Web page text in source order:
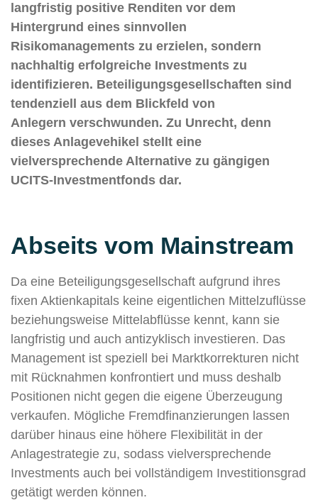
langfristig positive Renditen vor dem
Hintergrund eines sinnvollen
Risikomanagements zu erzielen, sondern
nachhaltig erfolgreiche Investments zu
identifizieren. Beteiligungsgesellschaften sind
tendenziell aus dem Blickfeld von
Anlegern verschwunden. Zu Unrecht, denn
dieses Anlagevehikel stellt eine
vielversprechende Alternative zu gängigen
UCITS-Investmentfonds dar.
Abseits vom Mainstream
Da eine Beteiligungsgesellschaft aufgrund ihres
fixen Aktienkapitals keine eigentlichen Mittelzuflüsse
beziehungsweise Mittelabflüsse kennt, kann sie
langfristig und auch antizyklisch investieren. Das
Management ist speziell bei Marktkorrekturen nicht
mit Rücknahmen konfrontiert und muss deshalb
Positionen nicht gegen die eigene Überzeugung
verkaufen. Mögliche Fremdfinanzierungen lassen
darüber hinaus eine höhere Flexibilität in der
Anlagestrategie zu, sodass vielversprechende
Investments auch bei vollständigem Investitionsgrad
getätigt werden können.